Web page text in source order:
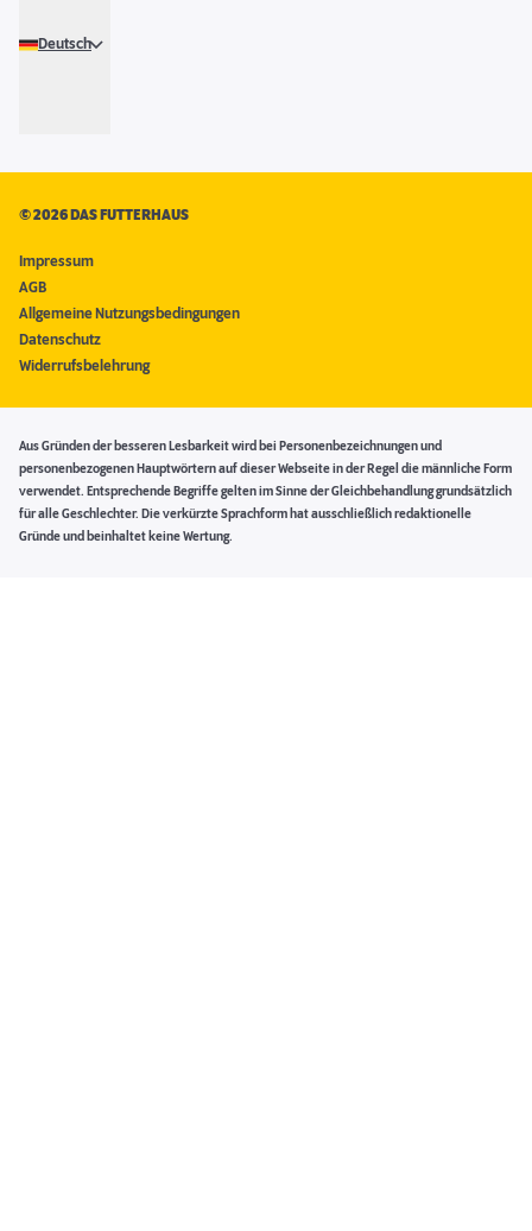
Deutsch
©2026 DAS FUTTERHAUS
Impressum
AGB
Allgemeine Nutzungsbedingungen
Datenschutz
Widerrufsbelehrung
Aus Gründen der besseren Lesbarkeit wird bei Personenbezeichnungen und
personenbezogenen Hauptwörtern auf dieser Webseite in der Regel die männliche Form
verwendet. Entsprechende Begriffe gelten im Sinne der Gleichbehandlung grundsätzlich
für alle Geschlechter. Die verkürzte Sprachform hat ausschließlich redaktionelle
Gründe und beinhaltet keine Wertung.